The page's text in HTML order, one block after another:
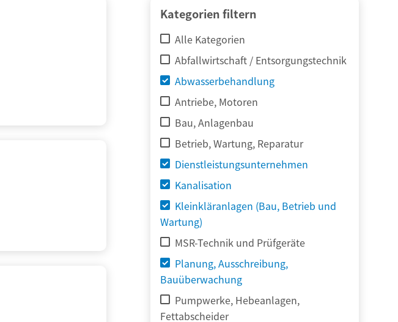
Kategorien filtern
Alle Kategorien
Abfallwirtschaft / Entsorgungstechnik
Abwasserbehandlung
Antriebe, Motoren
Bau, Anlagenbau
Betrieb, Wartung, Reparatur
Dienstleistungsunternehmen
Kanalisation
Kleinkläranlagen (Bau, Betrieb und
Wartung)
MSR-Technik und Prüfgeräte
Planung, Ausschreibung,
Bauüberwachung
Pumpwerke, Hebeanlagen,
Fettabscheider